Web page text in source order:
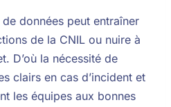
données peut entraîner
de la CNIL ou nuire à
D’où la nécessité de
clairs en cas d’incident et
les équipes aux bonnes